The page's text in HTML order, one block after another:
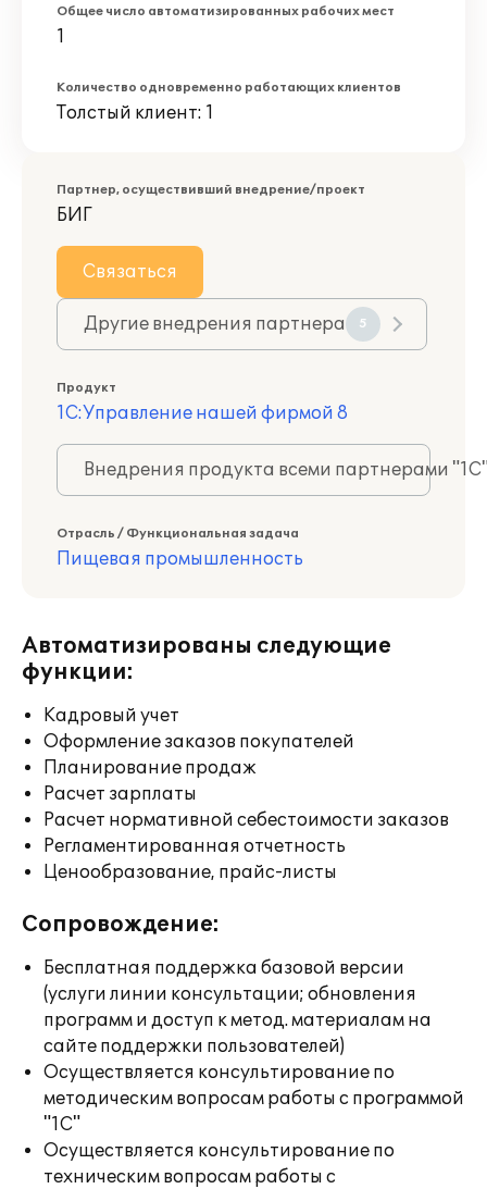
Общее число автоматизированных рабочих мест
1
Количество одновременно работающих клиентов
Толстый клиент: 1
Партнер, осуществивший внедрение/проект
БИГ
Связаться
Другие внедрения партнера 5
Продукт
1С:Управление нашей фирмой 8
Внедрения продукта всеми партнерами
Отрасль / Функциональная задача
Пищевая промышленность
Автоматизированы следующие
функции:
Кадровый учет
Оформление заказов покупателей
Планирование продаж
Расчет зарплаты
Расчет нормативной себестоимости заказов
Регламентированная отчетность
Ценообразование, прайс-листы
Сопровождение:
Бесплатная поддержка базовой версии
(услуги линии консультации; обновления
программ и доступ к метод. материалам на
сайте поддержки пользователей)
Осуществляется консультирование по
методическим вопросам работы с программой
"1С"
Осуществляется консультирование по
техническим вопросам работы с